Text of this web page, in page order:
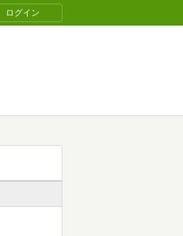
ログイン